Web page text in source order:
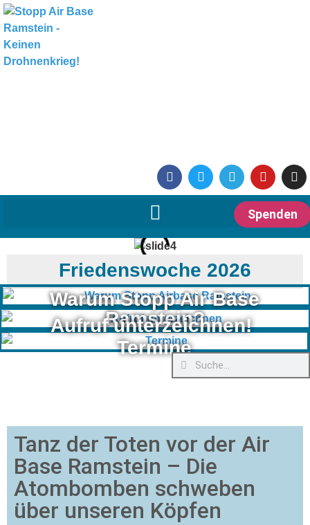
Spenden
Friedenswoche 2026
Warum Stopp Air Base
Ramstein?
Aufruf unterzeichnen!
Termine
Tanz der Toten vor der Air
Base Ramstein – Die
Atombomben schweben
über unseren Köpfen